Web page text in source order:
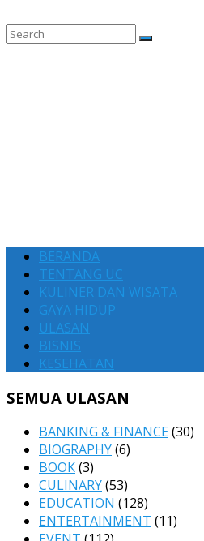
BERANDA
TENTANG UC
KULINER DAN WISATA
GAYA HIDUP
ULASAN
BISNIS
KESEHATAN
SEMUA ULASAN
BANKING & FINANCE(30)
BIOGRAPHY(6)
BOOK(3)
CULINARY(53)
EDUCATION (128)
ENTERTAINMENT (11)